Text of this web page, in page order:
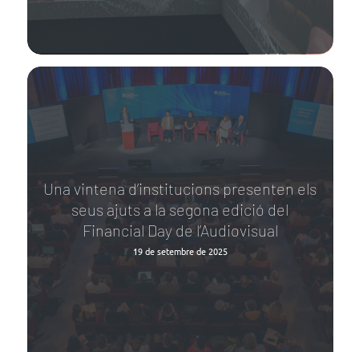
Una vintena d’institucions presenten els
seus ajuts a la segona edició del
Financial Day de l’Audiovisual
19 de setembre de 2025